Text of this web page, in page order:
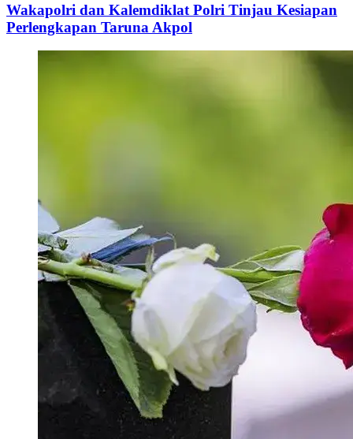
Wakapolri dan Kalemdiklat Polri Tinjau Kesiapan
Perlengkapan Taruna Akpol